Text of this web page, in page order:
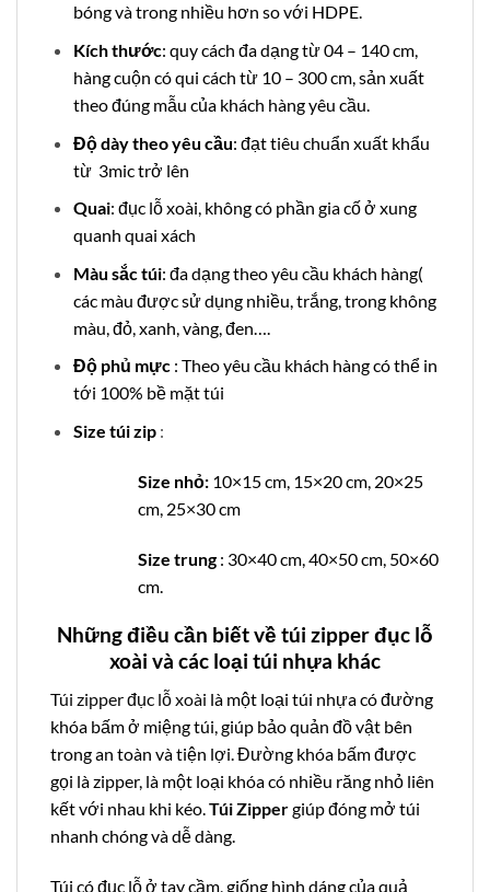
bóng và trong nhiều hơn so với HDPE.
Kích thước: quy cách đa dạng từ 04 – 140 cm,
hàng cuộn có qui cách từ 10 – 300 cm, sản xuất
theo đúng mẫu của khách hàng yêu cầu.
Độ dày theo yêu cầu: đạt tiêu chuẩn xuất khẩu
từ 3mic trở lên
Quai: đục lỗ xoài, không có phần gia cố ở xung
quanh quai xách
Màu sắc túi: đa dạng theo yêu cầu khách hàng(
các màu được sử dụng nhiều, trắng, trong không
màu, đỏ, xanh, vàng, đen….
Độ phủ mực : Theo yêu cầu khách hàng có thể in
tới 100% bề mặt túi
Size túi zip:
Size nhỏ: 10×15 cm, 15×20 cm, 20×25
cm, 25×30 cm
Size trung: 30×40 cm, 40×50 cm, 50×60
cm.
Những điều cần biết về túi zipper đục lỗ
xoài và các loại túi nhựa khác
Túi zipper đục lỗ xoài là một loại túi nhựa có đường
khóa bấm ở miệng túi, giúp bảo quản đồ vật bên
trong an toàn và tiện lợi. Đường khóa bấm được
gọi là zipper, là một loại khóa có nhiều răng nhỏ liên
kết với nhau khi kéo.Túi Zippergiúp đóng mở túi
nhanh chóng và dễ dàng.
Túi có đục lỗ ở tay cầm, giống hình dáng của quả